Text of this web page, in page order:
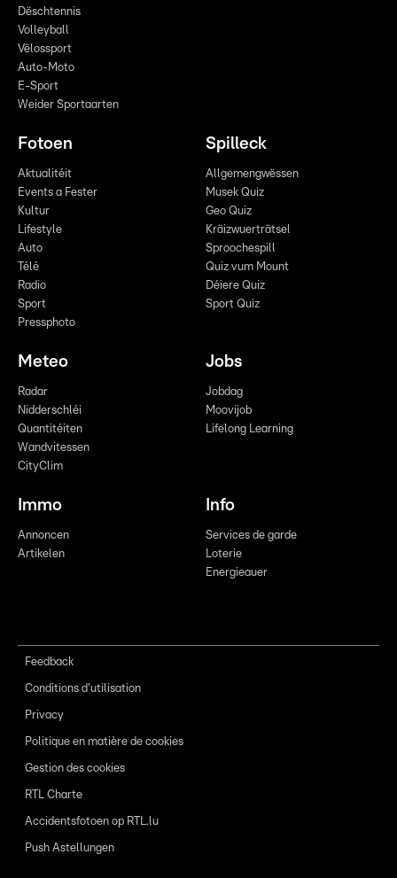
Dëschtennis
Volleyball
Vëlossport
Auto-Moto
E-Sport
Weider Sportaarten
Fotoen
Aktualitéit
Events a Fester
Kultur
Lifestyle
Auto
Télé
Radio
Sport
Pressphoto
Spilleck
Allgemengwëssen
Musek Quiz
Geo Quiz
Kräizwuerträtsel
Sproochespill
Quiz vum Mount
Déiere Quiz
Sport Quiz
Meteo
Radar
Nidderschléi
Quantitéiten
Wandvitessen
CityClim
Jobs
Jobdag
Moovijob
Lifelong Learning
Immo
Annoncen
Artikelen
Info
Services de garde
Loterie
Energieauer
Feedback
Conditions d'utilisation
Privacy
Politique en matière de cookies
Gestion des cookies
RTL Charte
Accidentsfotoen op RTL.lu
Push Astellungen